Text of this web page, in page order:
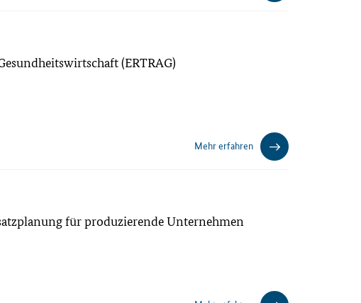
(ERTRAG)
Mehr erfahren
für produzierende Unternehmen